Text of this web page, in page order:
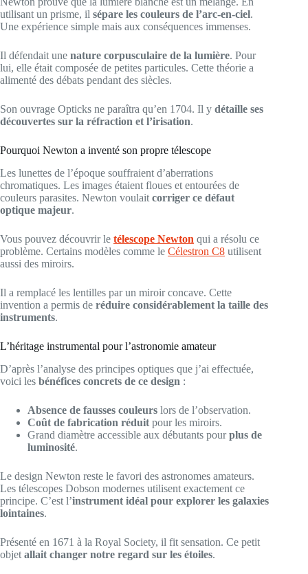
utilisant un prisme, il sépare les couleurs de l’arc-en-ciel.
Une expérience simple mais aux conséquences immenses.
Il défendait une nature corpusculaire de la lumière. Pour
lui, elle était composée de petites particules. Cette théorie a
alimenté des débats pendant des siècles.
Son ouvrage Opticks ne paraîtra qu’en 1704. Il y détaille ses
découvertes sur la réfraction et l’irisation.
Pourquoi Newton a inventé son propre télescope
Les lunettes de l’époque souffraient d’aberrations
chromatiques. Les images étaient floues et entourées de
couleurs parasites. Newton voulait corriger ce défaut
optique majeur.
Vous pouvez découvrir le télescope Newton qui a résolu ce
problème. Certains modèles comme le Célestron C8 utilisent
aussi des miroirs.
Il a remplacé les lentilles par un miroir concave. Cette
invention a permis de réduire considérablement la taille des
instruments.
L’héritage instrumental pour l’astronomie amateur
D’après l’analyse des principes optiques que j’ai effectuée,
voici les bénéfices concrets de ce design :
Absence de fausses couleurs lors de l’observation.
Coût de fabrication réduit pour les miroirs.
Grand diamètre accessible aux débutants pourplus de
luminosité.
Le design Newton reste le favori des astronomes amateurs.
Les télescopes Dobson modernes utilisent exactement ce
principe. C’est l’instrument idéal pour explorer les galaxies
lointaines.
Présenté en 1671 à la Royal Society, il fit sensation. Ce petit
objet allait changer notre regard sur les étoiles.